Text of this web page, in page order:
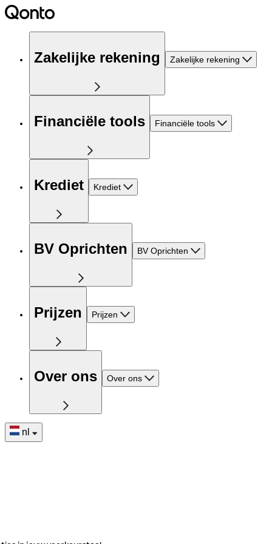
Zakelijke rekening Zakelijke rekening
Financiële tools Financiële tools
Krediet Krediet
BV Oprichten BV Oprichten
Prijzen Prijzen
Over ons Over ons
nl